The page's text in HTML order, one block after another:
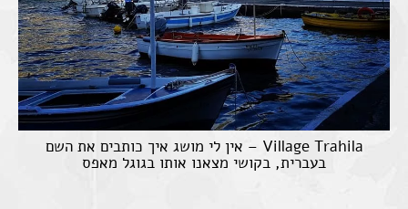
Village Trahila – אין לי מושג איך כותבים את השם
בעברית, בקושי מצאנו אותו בגוגל מאפס